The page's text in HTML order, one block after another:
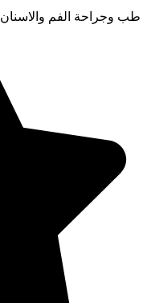
طب وجراحة الفم والاسنان